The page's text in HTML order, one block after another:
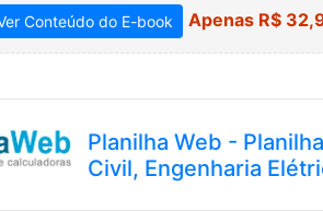
Conteúdo do E-book Apenas R$
Planilha Web -
Civil, Engenharia